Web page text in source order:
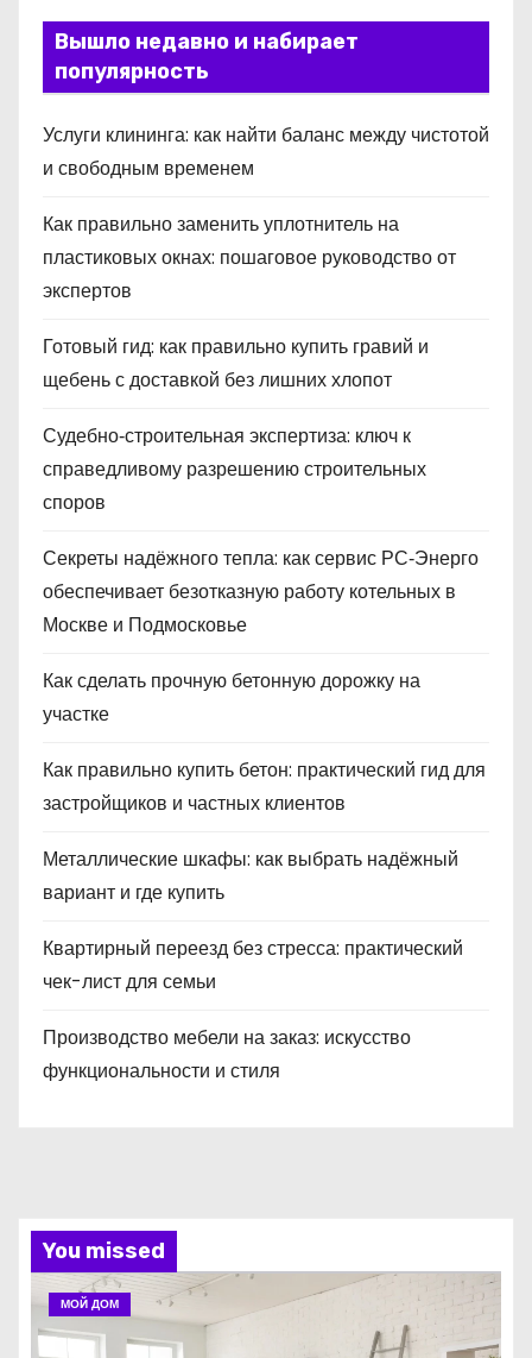
Вышло недавно и набирает
популярность
Услуги клининга: как найти баланс между чистотой
и свободным временем
Как правильно заменить уплотнитель на
пластиковых окнах: пошаговое руководство от
экспертов
Готовый гид: как правильно купить гравий и
щебень с доставкой без лишних хлопот
Судебно‑строительная экспертиза: ключ к
справедливому разрешению строительных
споров
Секреты надёжного тепла: как сервис РС‑Энерго
обеспечивает безотказную работу котельных в
Москве и Подмосковье
Как сделать прочную бетонную дорожку на
участке
Как правильно купить бетон: практический гид для
застройщиков и частных клиентов
Металлические шкафы: как выбрать надёжный
вариант и где купить
Квартирный переезд без стресса: практический
чек-лист для семьи
Производство мебели на заказ: искусство
функциональности и стиля
You missed
МОЙ ДОМ